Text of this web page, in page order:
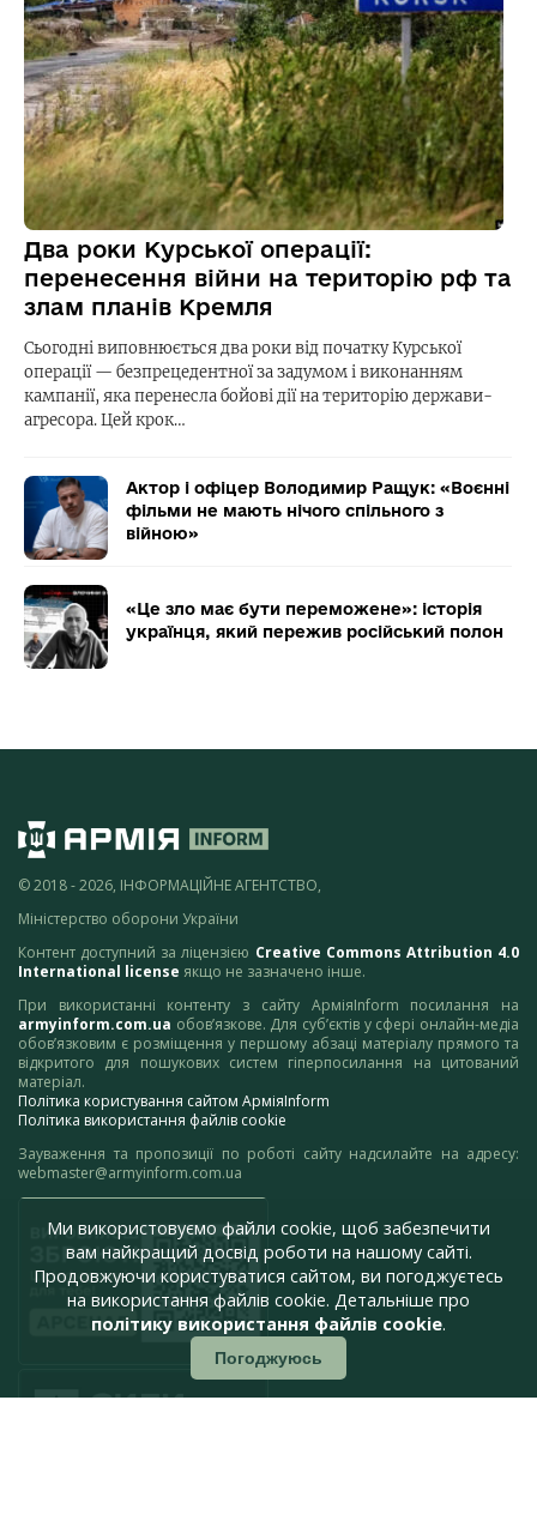
Два роки Курської операції:
перенесення війни на територію рф та
злам планів Кремля
Сьогодні виповнюється два роки від початку Курської
операції — безпрецедентної за задумом і виконанням
кампанії, яка перенесла бойові дії на територію держави-
агресора. Цей крок…
Актор і офіцер Володимир Ращук: «Воєнні
фільми не мають нічого спільного з
війною»
«Це зло має бути переможене»: історія
українця, який пережив російський полон
© 2018 - 2026, ІНФОРМАЦІЙНЕ АГЕНТСТВО,
Міністерство оборони України
Контент доступний за ліцензією Creative Commons Attribution 4.0
International license якщо не зазначено інше.
При використанні контенту з сайту АрміяInform посилання на
armyinform.com.ua обов’язкове. Для суб’єктів у сфері онлайн-медіа
обов’язковим є розміщення у першому абзаці матеріалу прямого та
відкритого для пошукових систем гіперпосилання на цитований
матеріал.
Політика користування сайтом АрміяInform
Політика використання файлів cookie
Зауваження та пропозиції по роботі сайту надсилайте на адресу:
webmaster@armyinform.com.ua
Ми використовуємо файли cookie, щоб забезпечити
вам найкращий досвід роботи на нашому сайті.
Продовжуючи користуватися сайтом, ви погоджуєтесь
на використання файлів cookie. Детальніше про
політику використання файлів cookie.
Погоджуюсь